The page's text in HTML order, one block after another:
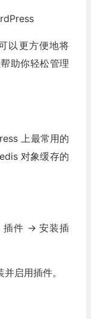
以更方便地将
助你轻松管理
上最常用的
对象缓存的
插件 -> 安装插
启用插件。